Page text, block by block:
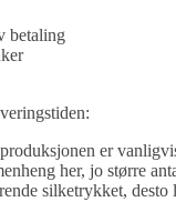
betaling
er
her, jo større
silketrykket,